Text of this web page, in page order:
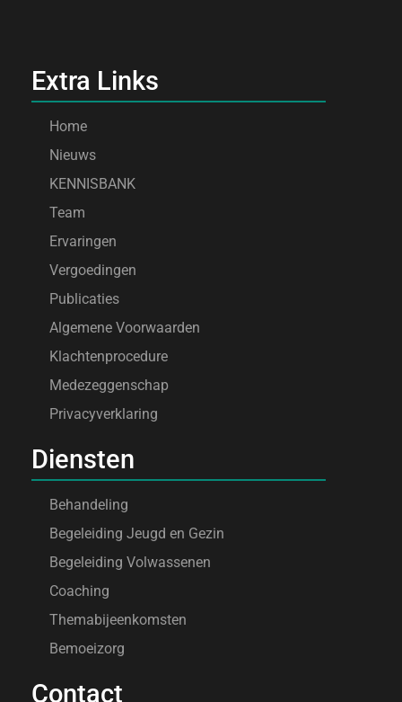
Extra Links
Home
Nieuws
KENNISBANK
Team
Ervaringen
Vergoedingen
Publicaties
Algemene Voorwaarden
Klachtenprocedure
Medezeggenschap
Privacyverklaring
Diensten
Behandeling
Begeleiding Jeugd en Gezin
Begeleiding Volwassenen
Coaching
Themabijeenkomsten
Bemoeizorg
Contact